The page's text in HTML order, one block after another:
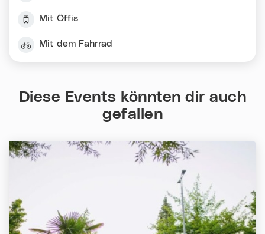
Mit Öffis
Mit dem Fahrrad
Diese Events könnten dir auch
gefallen